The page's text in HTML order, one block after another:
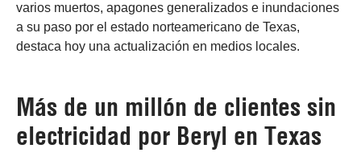
varios muertos, apagones generalizados e inundaciones
a su paso por el estado norteamericano de Texas,
destaca hoy una actualización en medios locales.
Más de un millón de clientes sin
electricidad por Beryl en Texas